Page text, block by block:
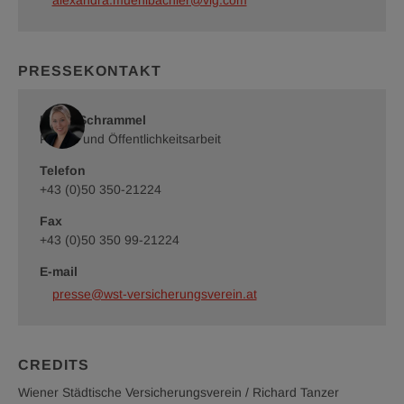
PRESSEKONTAKT
Romy Schrammel
Presse und Öffentlichkeitsarbeit
Telefon
+43 (0)50 350-21224
Fax
+43 (0)50 350 99-21224
E-mail
presse@wst-versicherungsverein.at
CREDITS
Wiener Städtische Versicherungsverein / Richard Tanzer